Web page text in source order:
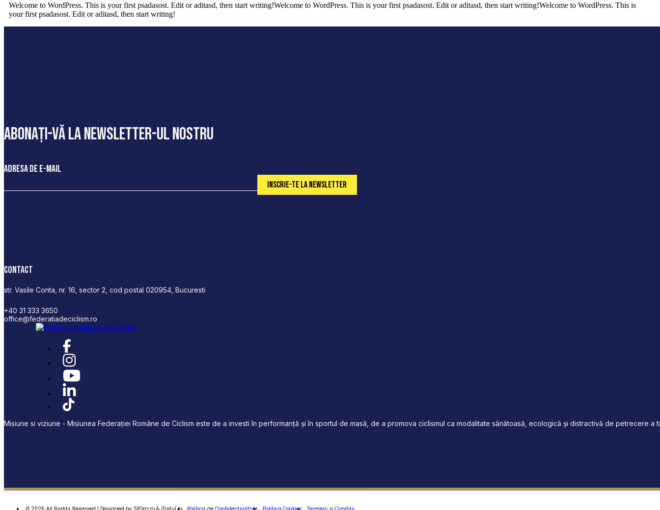
Welcome to WordPress. This is your first psadasost. Edit or aditasd, then start writing!Welcome to WordPress. This is your first psadasost. Edit or aditasd, then start writing!Welcome to WordPress. This is
your first psadasost. Edit or aditasd, then start writing!
abonați-vă la newsletter-ul nostru
Adresa de e-mail
Contact
str. Vasile Conta, nr. 16, sector 2, cod postal 020954, Bucuresti
+40 31 333 3650
office@federatiadeciclism.ro
Misiune si viziune - Misiunea Federației Române de Ciclism este de a investi în performanță și în sportul de masă, de a promova ciclismul ca modalitate sănătoasă, ecologică și distractivă de petrecere a